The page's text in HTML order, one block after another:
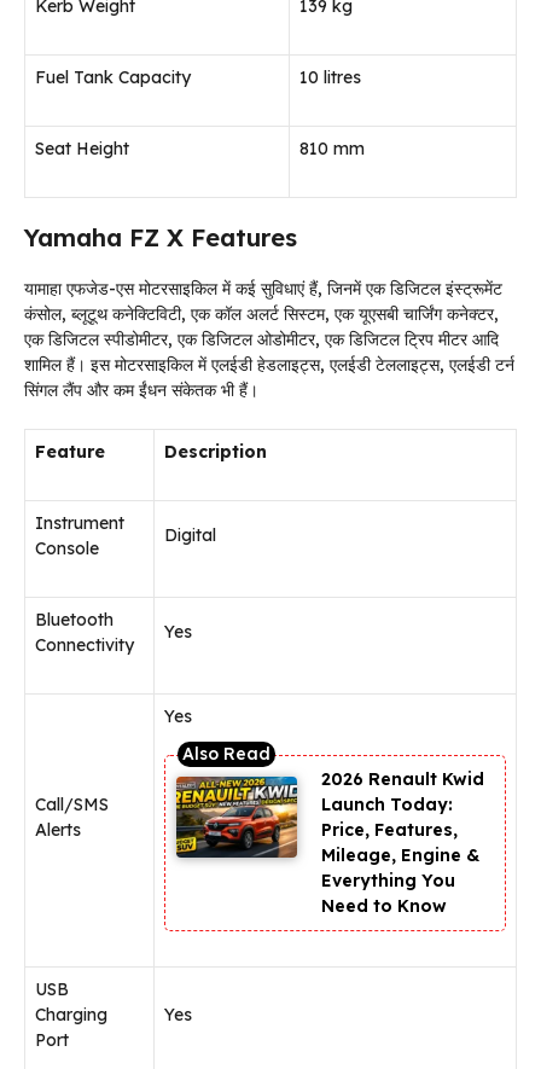
Kerb Weight 139 kg
Fuel Tank Capacity 10 litres
Seat Height 810 mm
Yamaha FZ X Features
यामाहा एफजेड-एस मोटरसाइकिल में कई सुविधाएं हैं, जिनमें एक डिजिटल इंस्ट्रूमेंट
कंसोल, ब्लूटूथ कनेक्टिविटी, एक कॉल अलर्ट सिस्टम, एक यूएसबी चार्जिंग कनेक्टर,
एक डिजिटल स्पीडोमीटर, एक डिजिटल ओडोमीटर, एक डिजिटल ट्रिप मीटर आदि
शामिल हैं। इस मोटरसाइकिल में एलईडी हेडलाइट्स, एलईडी टेललाइट्स, एलईडी टर्न
सिंगल लैंप और कम ईंधन संकेतक भी हैं।
Feature Description
Instrument
Console
Digital
Bluetooth
Connectivity
Yes
Call/SMS
Alerts
Yes
2026 Renault Kwid
Launch Today:
Price, Features,
Mileage, Engine &
Everything You
Need to Know
USB
Charging
Port
Yes